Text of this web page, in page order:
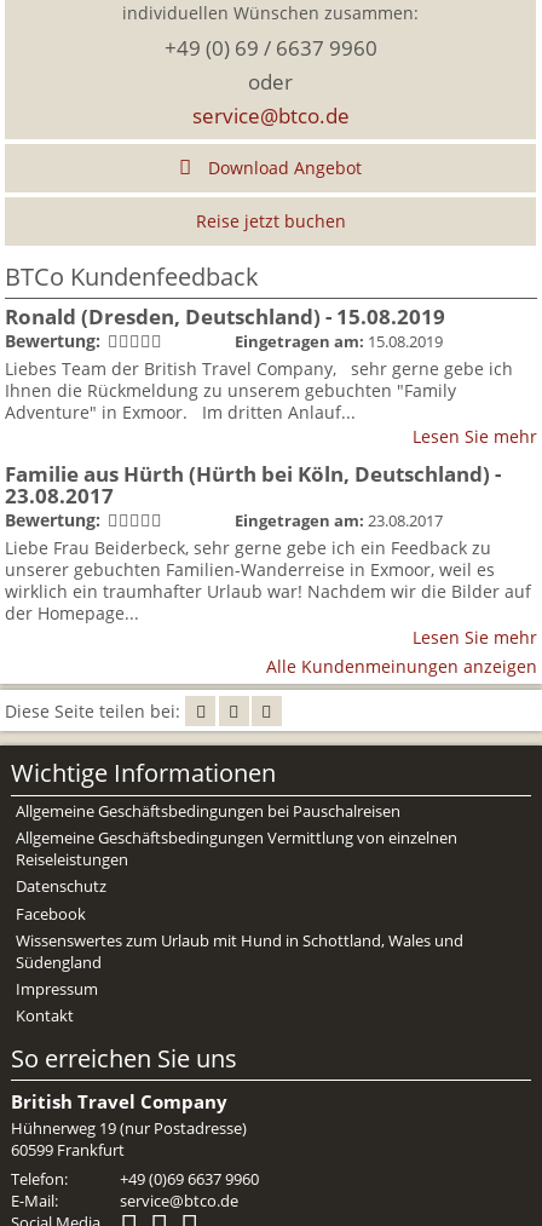
individuellen Wünschen zusammen:
+49 (0) 69 / 6637 9960
oder
service@btco.de
Download Angebot
Reise jetzt buchen
BTCo Kundenfeedback
Ronald (Dresden, Deutschland) - 15.08.2019
Bewertung: Eingetragen am: 15.08.2019
Liebes Team der British Travel Company, sehr gerne gebe ich
Ihnen die Rückmeldung zu unserem gebuchten "Family
Adventure" in Exmoor. Im dritten Anlauf...
Lesen Sie mehr
Familie aus Hürth (Hürth bei Köln, Deutschland) -
23.08.2017
Bewertung: Eingetragen am:23.08.2017
Liebe Frau Beiderbeck, sehr gerne gebe ich ein Feedback zu
unserer gebuchten Familien-Wanderreise in Exmoor, weil es
wirklich ein traumhafter Urlaub war! Nachdem wir die Bilder auf
der Homepage...
Lesen Sie mehr
Alle Kundenmeinungen anzeigen
Diese Seite teilen bei:
Wichtige Informationen
Allgemeine Geschäftsbedingungen bei Pauschalreisen
Allgemeine Geschäftsbedingungen Vermittlung von einzelnen
Reiseleistungen
Datenschutz
Facebook
Wissenswertes zum Urlaub mit Hund in Schottland, Wales und
Südengland
Impressum
Kontakt
So erreichen Sie uns
British Travel Company
Hühnerweg 19 (nur Postadresse)
60599 Frankfurt
Telefon:
+49 (0)69 6637 9960
E-Mail:
service@btco.de